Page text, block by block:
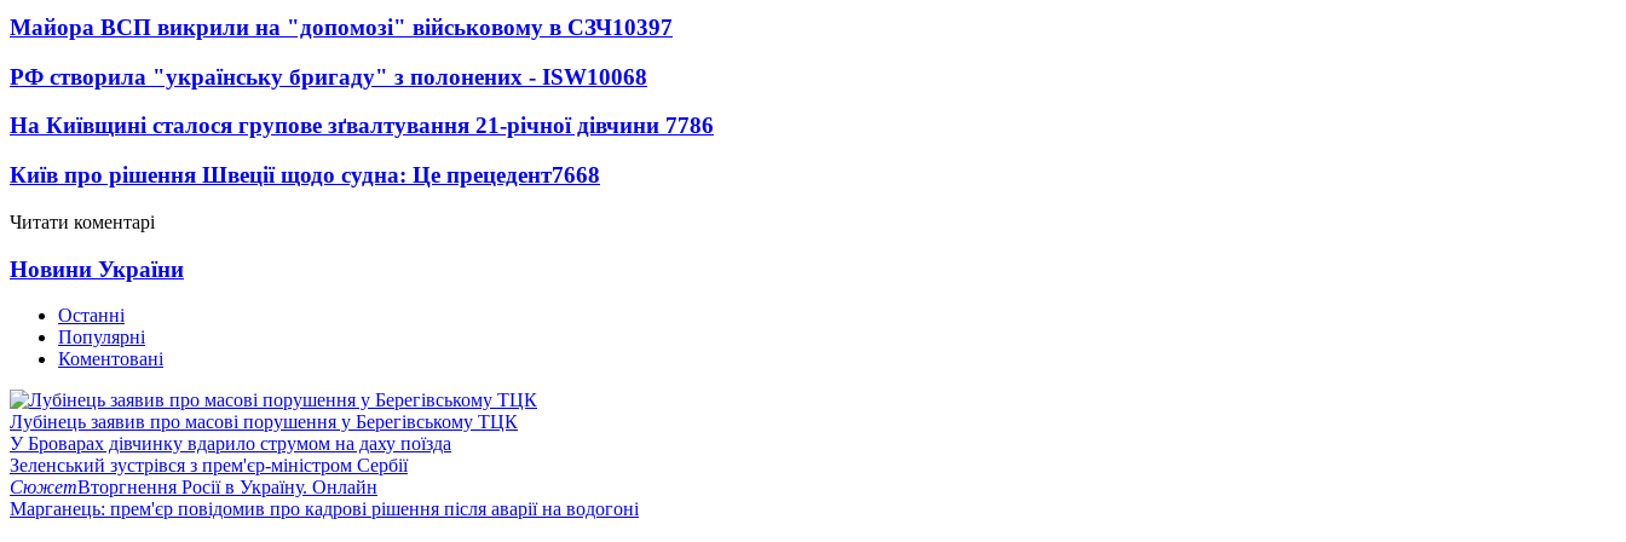
Майора ВСП викрили на "допомозі" військовому в СЗЧ10397
РФ створила "українську бригаду" з полонених - ISW10068
На Київщині сталося групове зґвалтування 21-річної дівчини 7786
Київ про рішення Швеції щодо судна: Це прецедент7668
Читати коментарі
Новини України
Останні
Популярні
Коментовані
Лубінець заявив про масові порушення у Берегівському ТЦК
У Броварах дівчинку вдарило струмом на даху поїзда
Зеленський зустрівся з прем'єр-міністром Сербії
СюжетВторгнення Росії в Україну. Онлайн
Марганець: прем'єр повідомив про кадрові рішення після аварії на водогоні